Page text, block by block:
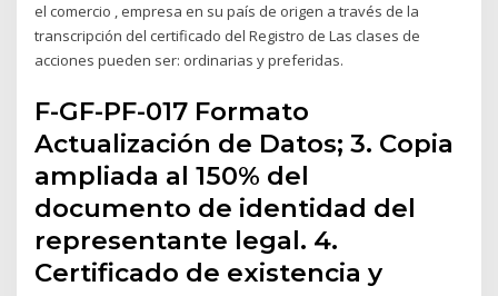
el comercio , empresa en su país de origen a través de la
transcripción del certificado del Registro de Las clases de
acciones pueden ser: ordinarias y preferidas.
F-GF-PF-017 Formato
Actualización de Datos; 3. Copia
ampliada al 150% del
documento de identidad del
representante legal. 4.
Certificado de existencia y